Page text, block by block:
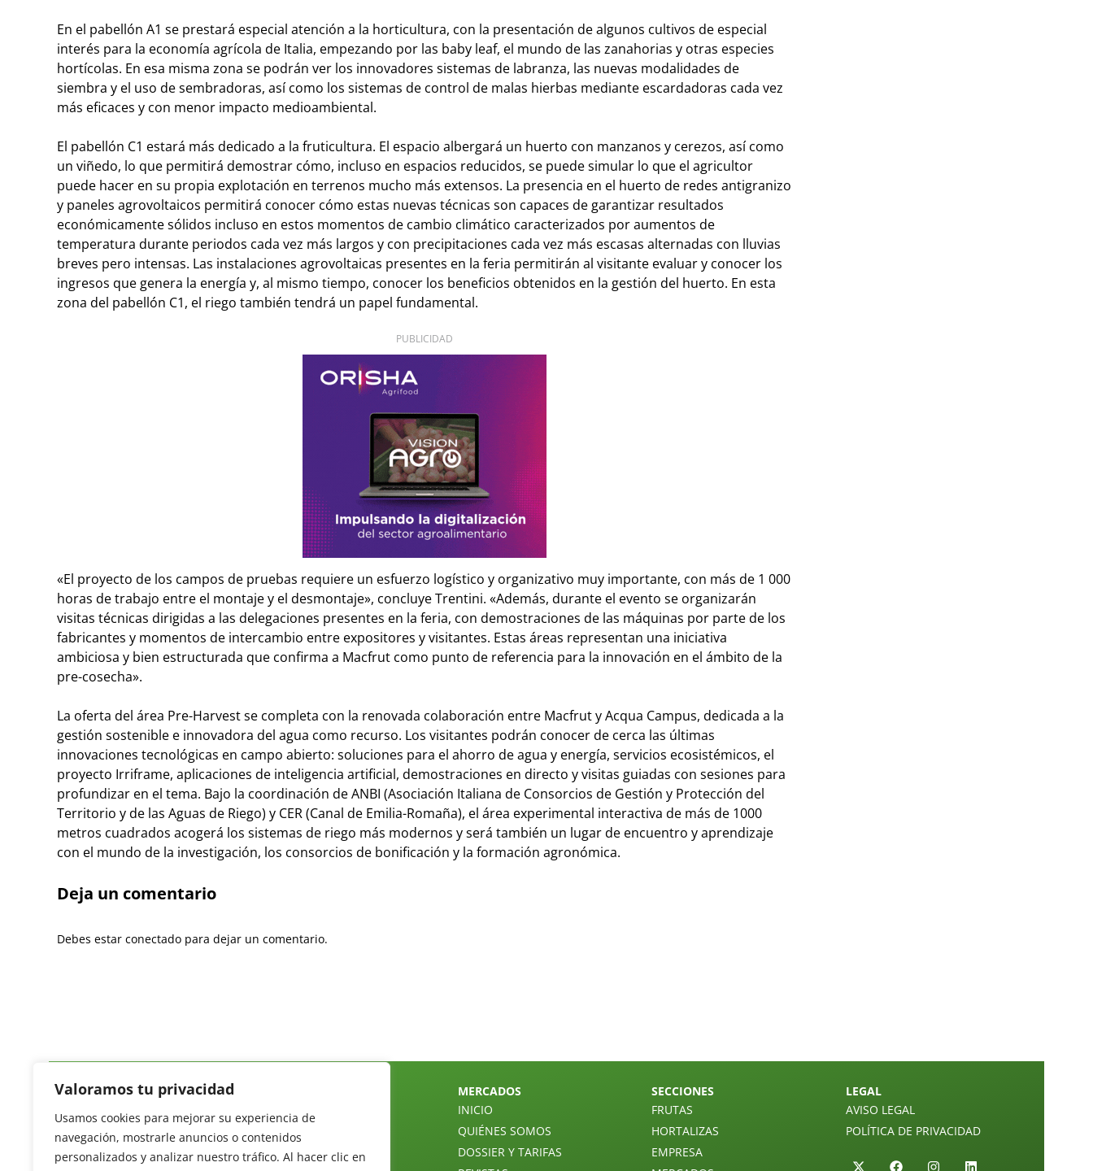
Valoramos tu privacidad
Usamos cookies para mejorar su experiencia de
navegación, mostrarle anuncios o contenidos
personalizados y analizar nuestro tráfico. Al hacer clic en
En el pabellón A1 se prestará especial atención a la horticultura, con la presentación de algunos cultivos de especial
interés para la economía agrícola de Italia, empezando por las baby leaf, el mundo de las zanahorias y otras especies
hortícolas. En esa misma zona se podrán ver los innovadores sistemas de labranza, las nuevas modalidades de
siembra y el uso de sembradoras, así como los sistemas de control de malas hierbas mediante escardadoras cada vez
más eficaces y con menor impacto medioambiental.
El pabellón C1 estará más dedicado a la fruticultura. El espacio albergará un huerto con manzanos y cerezos, así como
un viñedo, lo que permitirá demostrar cómo, incluso en espacios reducidos, se puede simular lo que el agricultor
puede hacer en su propia explotación en terrenos mucho más extensos. La presencia en el huerto de redes antigranizo
y paneles agrovoltaicos permitirá conocer cómo estas nuevas técnicas son capaces de garantizar resultados
económicamente sólidos incluso en estos momentos de cambio climático caracterizados por aumentos de
temperatura durante periodos cada vez más largos y con precipitaciones cada vez más escasas alternadas con lluvias
breves pero intensas. Las instalaciones agrovoltaicas presentes en la feria permitirán al visitante evaluar y conocer los
ingresos que genera la energía y, al mismo tiempo, conocer los beneficios obtenidos en la gestión del huerto. En esta
zona del pabellón C1, el riego también tendrá un papel fundamental.
PUBLICIDAD
«El proyecto de los campos de pruebas requiere un esfuerzo logístico y organizativo muy importante, con más de 1 000
horas de trabajo entre el montaje y el desmontaje», concluye Trentini. «Además, durante el evento se organizarán
visitas técnicas dirigidas a las delegaciones presentes en la feria, con demostraciones de las máquinas por parte de los
fabricantes y momentos de intercambio entre expositores y visitantes. Estas áreas representan una iniciativa
ambiciosa y bien estructurada que confirma a Macfrut como punto de referencia para la innovación en el ámbito de la
pre-cosecha».
La oferta del área Pre-Harvest se completa con la renovada colaboración entre Macfrut y Acqua Campus, dedicada a la
gestión sostenible e innovadora del agua como recurso. Los visitantes podrán conocer de cerca las últimas
innovaciones tecnológicas en campo abierto: soluciones para el ahorro de agua y energía, servicios ecosistémicos, el
proyecto Irriframe, aplicaciones de inteligencia artificial, demostraciones en directo y visitas guiadas con sesiones para
profundizar en el tema. Bajo la coordinación de ANBI (Asociación Italiana de Consorcios de Gestión y Protección del
Territorio y de las Aguas de Riego) y CER (Canal de Emilia-Romaña), el área experimental interactiva de más de 1000
metros cuadrados acogerá los sistemas de riego más modernos y será también un lugar de encuentro y aprendizaje
con el mundo de la investigación, los consorcios de bonificación y la formación agronómica.
Deja un comentario
Debes estar conectado para dejar un comentario.
Revista del Sector Hortofrutícola
C/ Presidente Cárdenas nº 10.
MERCADOS
INICIO
QUIÉNES SOMOS
DOSSIER Y TARIFAS
SECCIONES
FRUTAS
HORTALIZAS
EMPRESA
LEGAL
AVISO LEGAL
POLÍTICA DE PRIVACIDAD